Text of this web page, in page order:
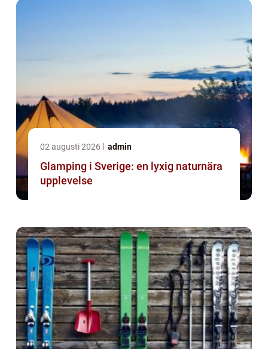
02 augusti 2026 admin
Glamping i Sverige: en lyxig naturnära
upplevelse